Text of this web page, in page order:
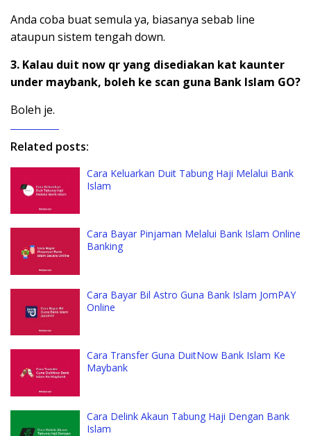
Anda coba buat semula ya, biasanya sebab line
ataupun sistem tengah down.
3. Kalau duit now qr yang disediakan kat kaunter
under maybank, boleh ke scan guna Bank Islam GO?
Boleh je.
Related posts:
Cara Keluarkan Duit Tabung Haji Melalui Bank
Islam
Cara Bayar Pinjaman Melalui Bank Islam Online
Banking
Cara Bayar Bil Astro Guna Bank Islam JomPAY
Online
Cara Transfer Guna DuitNow Bank Islam Ke
Maybank
Cara Delink Akaun Tabung Haji Dengan Bank
Islam